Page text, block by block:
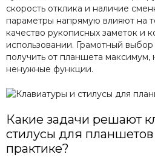
скорость отклика и наличие
параметры напрямую влияют на
качество рукописных заметок и
использовании. Грамотный
получить от планшета максимум,
ненужные функции.
Какие задачи решают
стилусы для
практике?